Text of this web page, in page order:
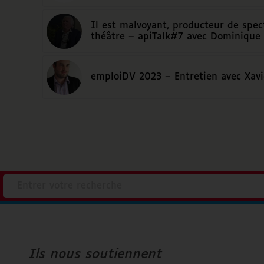
Il est malvoyant, producteur de
théâtre – apiTalk#7 avec Dominique
emploiDV 2023 – Entretien avec
Ils nous soutiennent
Orange